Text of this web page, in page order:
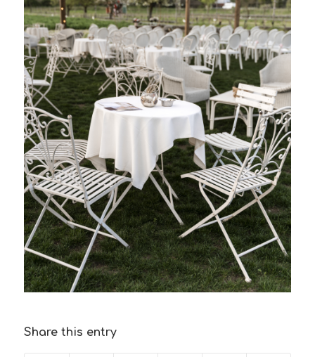
Share this entry